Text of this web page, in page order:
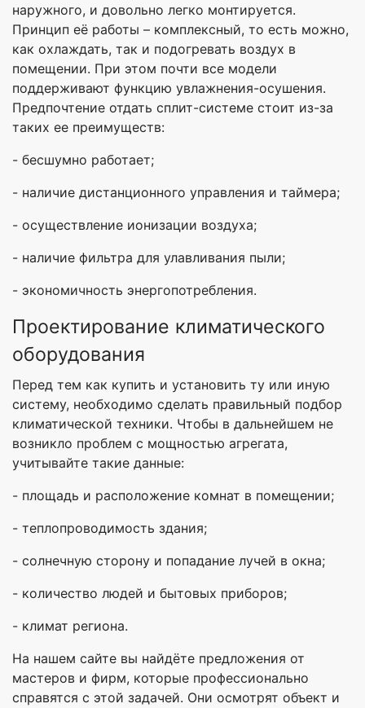
наружного, и довольно легко монтируется.
Принцип её работы – комплексный, то есть можно,
как охлаждать, так и подогревать воздух в
помещении. При этом почти все модели
поддерживают функцию увлажнения-осушения.
Предпочтение отдать сплит-системе стоит из-за
таких ее преимуществ:
- бесшумно работает;
- наличие дистанционного управления и таймера;
- осуществление ионизации воздуха;
- наличие фильтра для улавливания пыли;
- экономичность энергопотребления.
Проектирование климатического
оборудования
Перед тем как купить и установить ту или иную
систему, необходимо сделать правильный подбор
климатической техники. Чтобы в дальнейшем не
возникло проблем с мощностью агрегата,
учитывайте такие данные:
- площадь и расположение комнат в помещении;
- теплопроводимость здания;
- солнечную сторону и попадание лучей в окна;
- количество людей и бытовых приборов;
- климат региона.
На нашем сайте вы найдёте предложения от
мастеров и фирм, которые профессионально
справятся с этой задачей. Они осмотрят объект и